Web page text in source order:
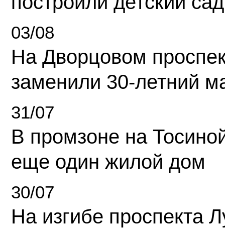
03/08
На Дворцовом
заменили 30-летний
31/07
В промзоне на
еще один жилой дом
30/07
На изгибе проспекта